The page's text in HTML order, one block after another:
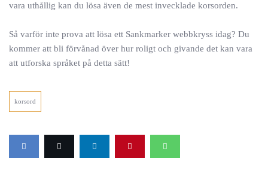
vara uthållig kan du lösa även de mest invecklade korsorden.
Så varför inte prova att lösa ett Sankmarker webbkryss idag? Du
kommer att bli förvånad över hur roligt och givande det kan vara
att utforska språket på detta sätt!
korsord